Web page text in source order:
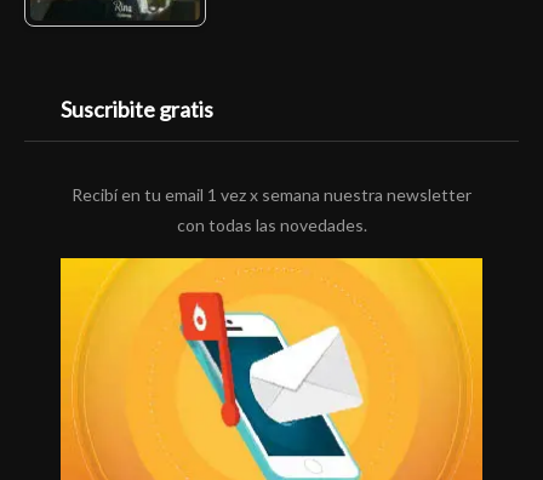
Suscribite gratis
Recibí en tu email 1 vez x semana nuestra newsletter
con todas las novedades.